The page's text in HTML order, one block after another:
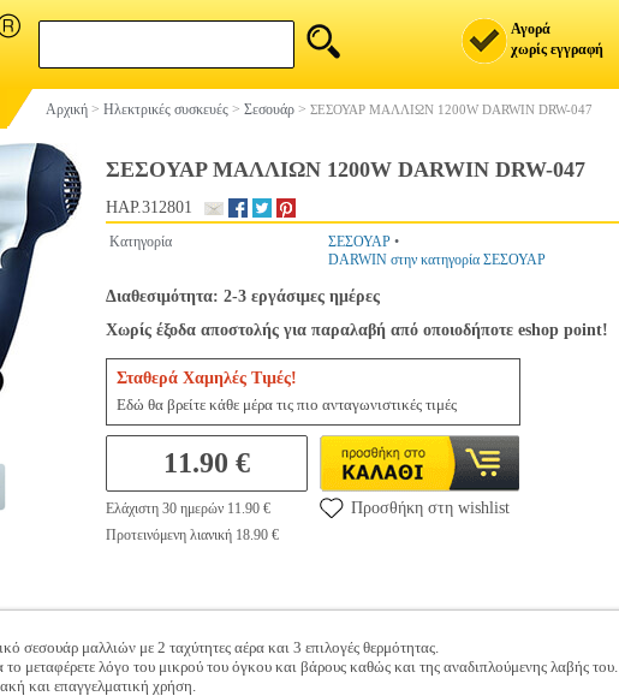
Αγορά
χωρίς εγγραφή
Αρχική > Ηλεκτρικές συσκευές > Σεσουάρ > ΣΕΣΟΥΑΡ ΜΑΛΛΙΩΝ 1200W DARWIN DRW-047
ΣΕΣΟΥΑΡ ΜΑΛΛΙΩΝ 1200W DARWIN DRW-047
HAP.312801
Κατηγορία ΣΕΣΟΥΑΡ •
DARWIN στην κατηγορία ΣΕΣΟΥΑΡ
Διαθεσιμότητα: 2-3 εργάσιμες ημέρες
Χωρίς έξοδα αποστολής για παραλαβή από οποιοδήποτε eshop point!
Σταθερά Χαμηλές Τιμές!
Εδώ θα βρείτε κάθε μέρα τις πιο ανταγωνιστικές τιμές
11.90 €
Ελάχιστη 30 ημερών 11.90 €
Προτεινόμενη λιανική 18.90 €
Προσθήκη στη wishlist
σεσουάρ μαλλιών με 2 ταχύτητες αέρα και 3 επιλογές θερμότητας.
μεταφέρετε λόγο του μικρού του όγκου και βάρους καθώς και της αναδιπλούμενης λαβής του.
και επαγγελματική χρήση.